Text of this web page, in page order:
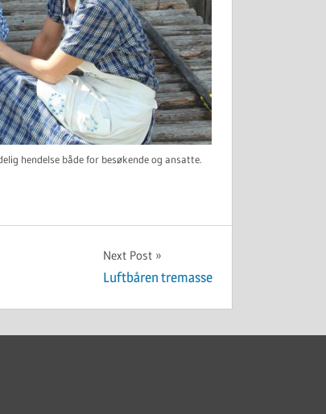
hendelse både for besøkende og ansatte.
Next Post
Luftbåren tremasse